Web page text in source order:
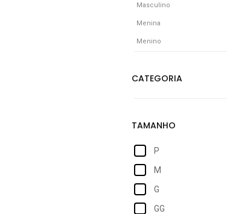
Masculino
Menina
Menino
P
M
G
GG